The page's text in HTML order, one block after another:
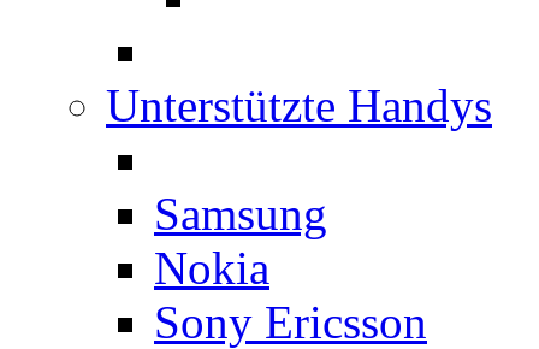
Unterstützte Handys
Samsung
Nokia
Sony Ericsson